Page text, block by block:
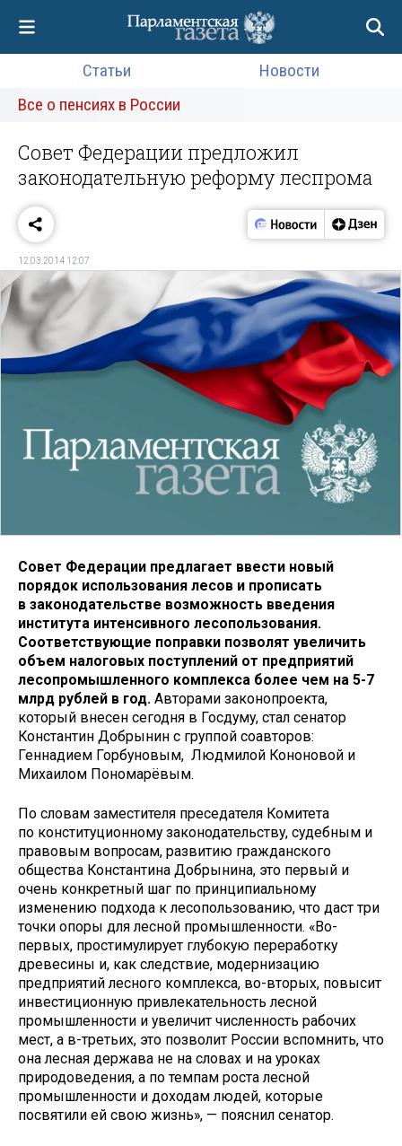
Статьи
Новости
Все о пенсиях в России
Совет Федерации предложил
законодательную реформу леспрома
12.03.2014 12:07
Совет Федерации предлагает ввести новый
порядок использования лесов и прописать
в законодательстве возможность введения
института интенсивного лесопользования.
Соответствующие поправки позволят увеличить
объем налоговых поступлений от предприятий
лесопромышленного комплекса более чем на 5-7
млрд рублей в год. Авторами законопроекта,
который внесен сегодня в Госдуму, стал сенатор
Константин Добрынин с группой соавторов:
Геннадием Горбуновым, Людмилой Кононовой и
Михаилом Пономарёвым.
По словам заместителя преседателя Комитета
по конституционному законодательству, судебным и
правовым вопросам, развитию гражданского
общества Константина Добрынина, это первый и
очень конкретный шаг по принципиальному
изменению подхода к лесопользованию, что даст три
точки опоры для лесной промышленности. «Во-
первых, простимулирует глубокую переработку
древесины и, как следствие, модернизацию
предприятий лесного комплекса, во-вторых, повысит
инвестиционную привлекательность лесной
промышленности и увеличит численность рабочих
мест, а в-третьих, это позволит России вспомнить, что
она лесная держава не на словах и на уроках
природоведения, а по темпам роста лесной
промышленности и доходам людей, которые
посвятили ей свою жизнь», — пояснил сенатор.